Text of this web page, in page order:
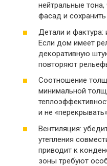
нейтральные
фасад и
Детали и фактура:
Если дом имеет
декоративную
повторяют
Соотношение
минимальной
и не
Вентиляция:
утепления
приводит к
зоны требуют